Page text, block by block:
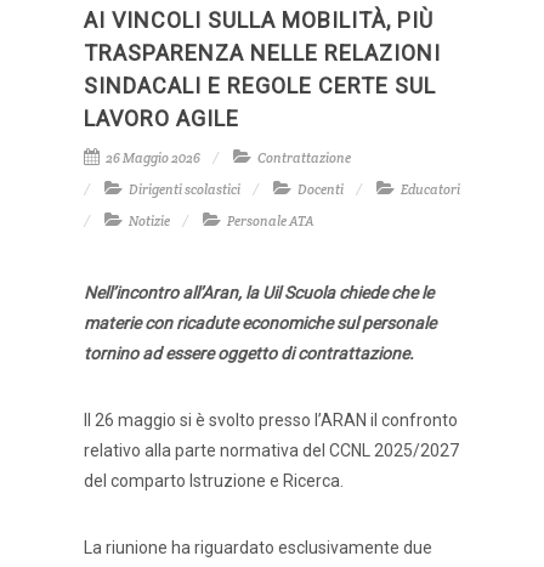
AI VINCOLI SULLA MOBILITÀ, PIÙ
TRASPARENZA NELLE RELAZIONI
SINDACALI E REGOLE CERTE SUL
LAVORO AGILE
26 Maggio 2026
Contrattazione
Dirigenti scolastici
Docenti
Educatori
Notizie
Personale ATA
Nell’incontro all’Aran, la Uil Scuola chiede che le
materie con ricadute economiche sul personale
tornino ad essere oggetto di contrattazione.
Il 26 maggio si è svolto presso l’ARAN il confronto
relativo alla parte normativa del CCNL 2025/2027
del comparto Istruzione e Ricerca.
La riunione ha riguardato esclusivamente due